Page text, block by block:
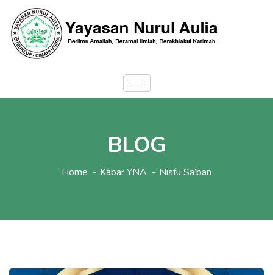
BLOG
Home Kabar YNA Nisfu Sa’ban